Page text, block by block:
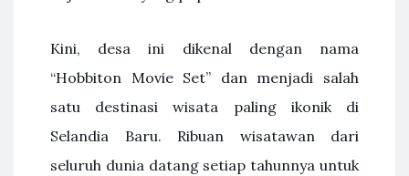
Kini, desa ini dikenal dengan nama
“Hobbiton Movie Set” dan menjadi salah
satu destinasi wisata paling ikonik di
Selandia Baru. Ribuan wisatawan dari
seluruh dunia datang setiap tahunnya untuk